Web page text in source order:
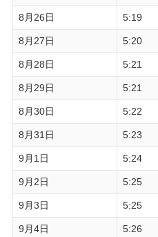
8月26日 5:19
8月27日 5:20
8月28日 5:21
8月29日 5:21
8月30日 5:22
8月31日 5:23
9月1日 5:24
9月2日 5:25
9月3日 5:25
9月4日 5:26